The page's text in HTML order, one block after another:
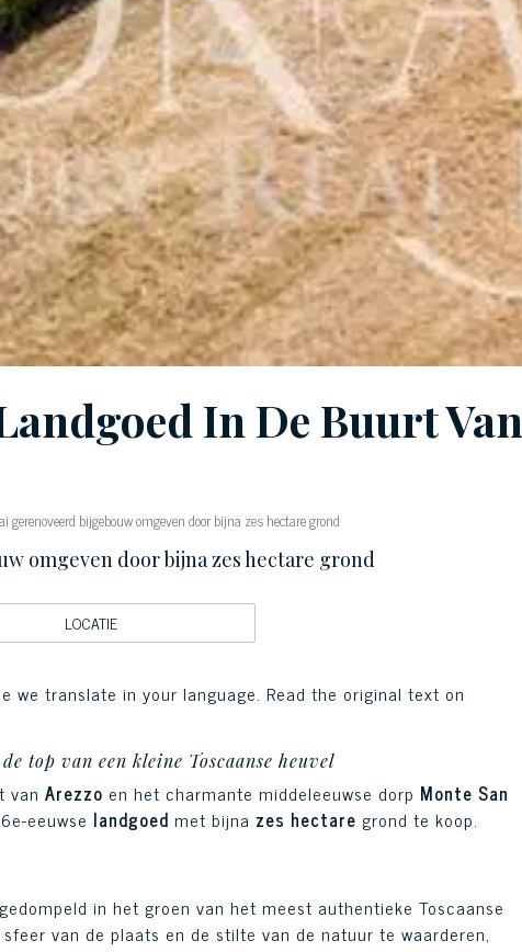
In De Buurt Van
gerenoveerd bijgebouw omgeven door bijna zes hectare grond
omgeven door bijna zes hectare grond
LOCATIE
translate in your language. Read the original text on
top van een kleine Toscaanse heuvel
van Arezzo en het charmante middeleeuwse dorp Monte San
eeuwse landgoed met bijna zes hectare grond te koop.
in het groen van het meest authentieke Toscaanse
van de plaats en de stilte van de natuur te waarderen,